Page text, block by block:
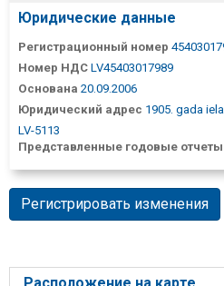
Юридические данные
Регистрационный номер
Номер НДС LV45403017989
Основана 20.09.2006
Юридический адрес 1905. gada
LV-5113
Представленные годовые отчеты
Регистрировать изменения